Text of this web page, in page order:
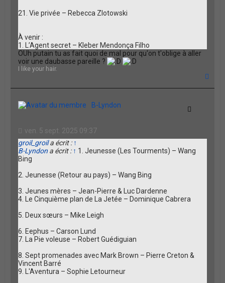
21. Vie privée – Rebecca Zlotowski
À venir :
1. L’Agent secret – Kleber Mendonça Filho
OUh putain tu as fait quoi de mal pour qu'on t'oblige à aller
voir une daubasse pareille ?
I like your hair.
B-Lyndon
ven. 5 sept. 2025 09:37
groil_groila écrit : ↑
B-Lyndon a écrit : ↑ 1. Jeunesse (Les Tourments) – Wang
Bing
2. Jeunesse (Retour au pays) – Wang Bing
3. Jeunes mères – Jean-Pierre & Luc Dardenne
4. Le Cinquième plan de La Jetée – Dominique Cabrera
5. Deux sœurs – Mike Leigh
6. Eephus – Carson Lund
7. La Pie voleuse – Robert Guédiguian
8. Sept promenades avec Mark Brown – Pierre Creton &
Vincent Barré
9. L'Aventura – Sophie Letourneur